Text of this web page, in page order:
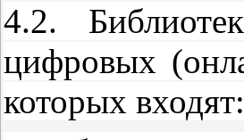
4.2.
цифровых
которых входят: